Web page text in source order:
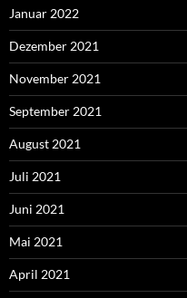
Januar 2022
Dezember 2021
November 2021
September 2021
August 2021
Juli 2021
Juni 2021
Mai 2021
April 2021